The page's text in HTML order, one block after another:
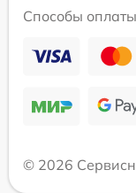
Способы оплаты
© 2026